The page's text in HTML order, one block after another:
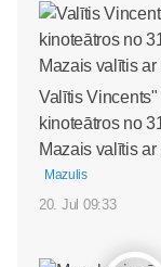
Valītis Vincents"
kinoteātros no
Mazais valītis
Mazulis
20. Jul 09:33